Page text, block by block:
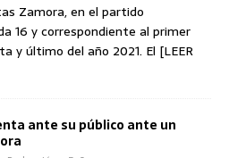
Zamora, en el partido
16 y correspondiente al primer
y último del año 2021. El [LEER
ante su público ante un